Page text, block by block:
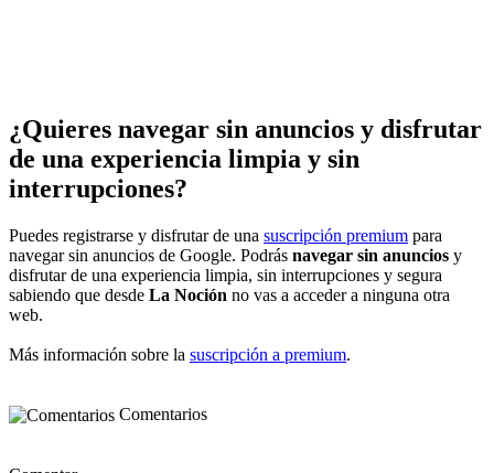
¿Quieres navegar sin anuncios y disfrutar
de una experiencia limpia y sin
interrupciones?
Puedes registrarse y disfrutar de una suscripción premium para
navegar sin anuncios de Google. Podrás navegar sin anuncios y
disfrutar de una experiencia limpia, sin interrupciones y segura
sabiendo que desde La Noción no vas a acceder a ninguna otra
web.
Más información sobre la suscripción a premium.
Comentarios